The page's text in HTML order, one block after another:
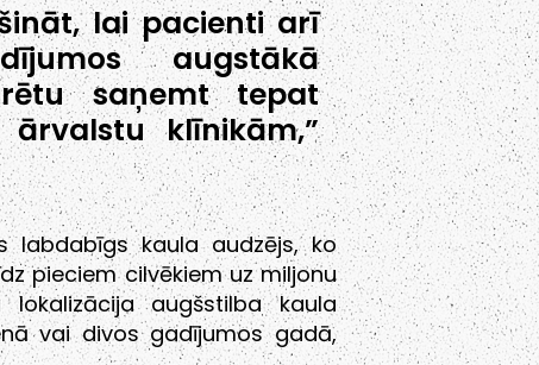
lai pacienti arī
augstākā
saņemt tepat
klīnikām,”
kaula audzējs, ko
pieciem cilvēkiem uz miljonu
augšstilba kaula
vai divos gadījumos gadā,